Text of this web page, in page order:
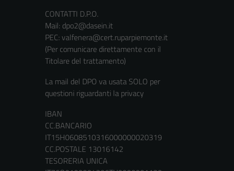
CONTATTI D.P.O.
Mail: dpo2@dasein.it
PEC: valfenera@cert.ruparpiemonte.it
(Per comunicare direttamente con il
Titolare del trattamento)
La mail del DPO va usata SOLO per
questioni riguardanti la privacy
IBAN
CC.BANCARIO
IT15H0608510316000000020319
CC.POSTALE 13016142
TESORERIA UNICA